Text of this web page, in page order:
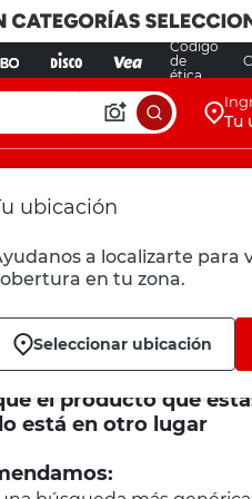
Código
de
ética
Tu
ubicación
a localizarte para
en tu zona.
Seleccionar ubicación
el producto que
está en otro lugar